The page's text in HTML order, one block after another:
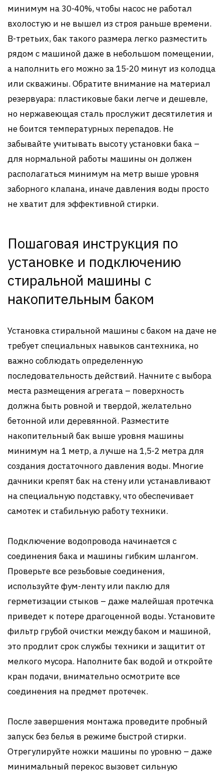
минимум на 30-40%, чтобы насос не работал
вхолостую и не вышел из строя раньше времени.
В-третьих, бак такого размера легко разместить
рядом с машиной даже в небольшом помещении,
а наполнить его можно за 15-20 минут из колодца
или скважины. Обратите внимание на материал
резервуара: пластиковые баки легче и дешевле,
но нержавеющая сталь прослужит десятилетия и
не боится температурных перепадов. Не
забывайте учитывать высоту установки бака –
для нормальной работы машины он должен
располагаться минимум на метр выше уровня
заборного клапана, иначе давления воды просто
не хватит для эффективной стирки.
Пошаговая инструкция по
установке и подключению
стиральной машины с
накопительным баком
Установка стиральной машины с баком на даче не
требует специальных навыков сантехника, но
важно соблюдать определенную
последовательность действий. Начните с выбора
места размещения агрегата – поверхность
должна быть ровной и твердой, желательно
бетонной или деревянной. Разместите
накопительный бак выше уровня машины
минимум на 1 метр, а лучше на 1,5-2 метра для
создания достаточного давления воды. Многие
дачники крепят бак на стену или устанавливают
на специальную подставку, что обеспечивает
самотек и стабильную работу техники.
Подключение водопровода начинается с
соединения бака и машины гибким шлангом.
Проверьте все резьбовые соединения,
используйте фум-ленту или паклю для
герметизации стыков – даже малейшая протечка
приведет к потере драгоценной воды. Установите
фильтр грубой очистки между баком и машиной,
это продлит срок службы техники и защитит от
мелкого мусора. Наполните бак водой и откройте
кран подачи, внимательно осмотрите все
соединения на предмет протечек.
После завершения монтажа проведите пробный
запуск без белья в режиме быстрой стирки.
Отрегулируйте ножки машины по уровню – даже
минимальный перекос вызовет сильную